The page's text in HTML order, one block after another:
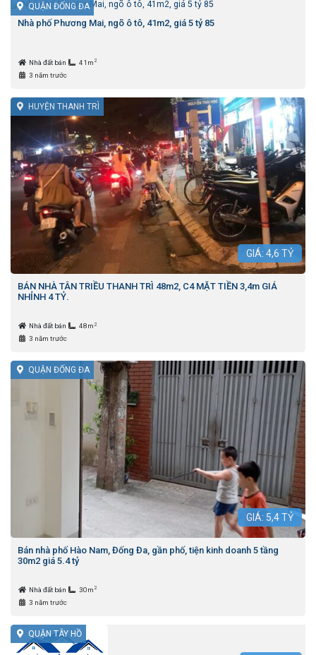
QUẬN ĐỐNG ĐA
Nhà phố Phương Mai, ngõ ô tô, 41m2, giá 5 tỷ 85
Nhà đất bán 41m 2
3 năm trước
HUYỆN THANH TRÌ
GIÁ: 4,6 TỶ
BÁN NHÀ TÂN TRIỀU THANH TRÌ 48m2, C4 MẶT TIỀN 3,4m GIÁ
NHỈNH 4 TỶ.
Nhà đất bán 48m 2
3 năm trước
QUẬN ĐỐNG ĐA
GIÁ: 5,4TỶ
Bán nhà phố Hào Nam, Đống Đa, gần phố, tiện kinh doanh 5 tầng
30m2 giá 5.4 tỷ
Nhà đất bán 30m 2
3 năm trước
QUẬN TÂY HỒ